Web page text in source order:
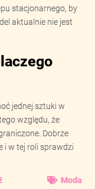
stacjonarnego, by
aktualnie nie jest
jednej sztuki w
względu, że
Dobrze
i w tej roli sprawdzi
Moda